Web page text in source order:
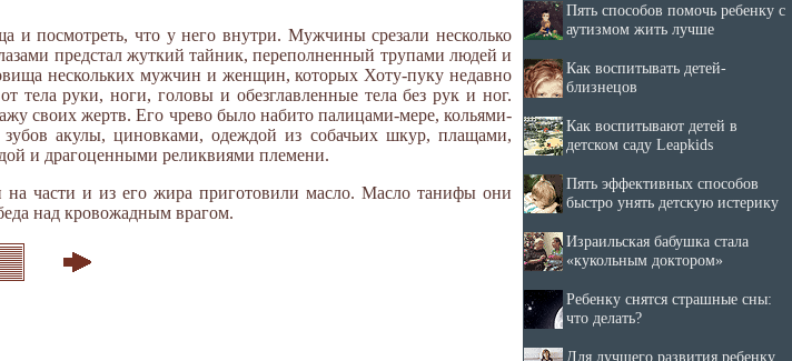
и посмотреть, что у него внутри. Мужчины срезали несколько
предстал жуткий тайник, переполненный трупами людей и
нескольких мужчин и женщин, которых Хоту-пуку недавно
тела руки, ноги, головы и обезглавленные тела без рук и ног.
своих жертв. Его чрево было набито палицами-мере, кольями-
акулы, циновками, одеждой из собачьих шкур, плащами,
и драгоценными реликвиями племени.
части и из его жира приготовили масло. Масло танифы они
над кровожадным врагом.
Пять способов помочь ребенку с
аутизмом жить лучше
Как воспитывать детей-
близнецов
Как воспитывают детей в
детском саду Leapkids
Пять эффективных способов
быстро унять детскую истерику
Израильская бабушка стала
«кукольным доктором»
Ребенку снятся страшные сны:
что делать?
Для лучшего развития ребенку